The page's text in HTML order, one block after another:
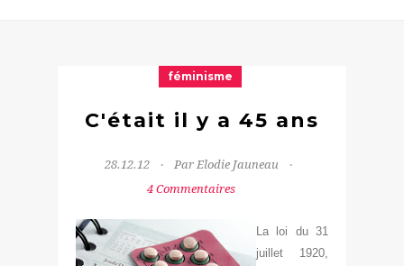
féminisme
C'était il y a 45 ans
28.12.12
Par Elodie Jauneau
4 Commentaires
La loi du 31
juillet 1920,